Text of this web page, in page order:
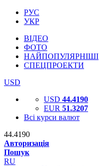
РУС
УКР
ВІДЕО
ФОТО
НАЙПОПУЛЯРНІШІ
СПЕЦПРОЕКТИ
USD
USD 44.4190
EUR 51.3207
Всі курси валют
44.4190
Авторизація
Пошук
RU